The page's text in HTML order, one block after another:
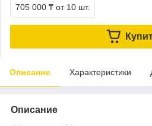
705 000 ₸ от 10 шт.
Описание Характеристики
Описание